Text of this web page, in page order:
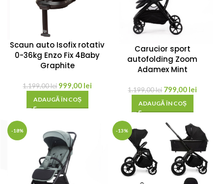
Scaun auto Isofix rotativ
0-36kg Enzo Fix 4Baby
Graphite
1.199,00lei 999,00 lei
ADAUGĂ ÎN COȘ
Carucior sport
autofolding Zoom
Adamex Mint
1.199,00lei 799,00 lei
ADAUGĂ ÎN COȘ
-18% -13%